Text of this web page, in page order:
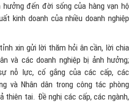
đến đời sống của hàng vạn hộ
kinh doanh của nhiều doanh nghiệp
xin gửi lời thăm hỏi ân cần, lời chia
và các doanh nghiệp bị ảnh hưởng;
nỗ lực, cố gắng của các cấp, các
và Nhân dân trong công tác phòng
thiên tai. Đề nghị các cấp, các ngành,